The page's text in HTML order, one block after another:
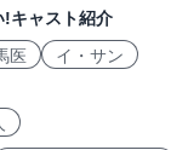
!キャスト紹介
医
イ・サン